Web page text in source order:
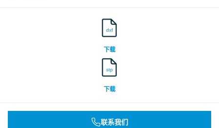
dxf
下载
stp
下载
联系我们